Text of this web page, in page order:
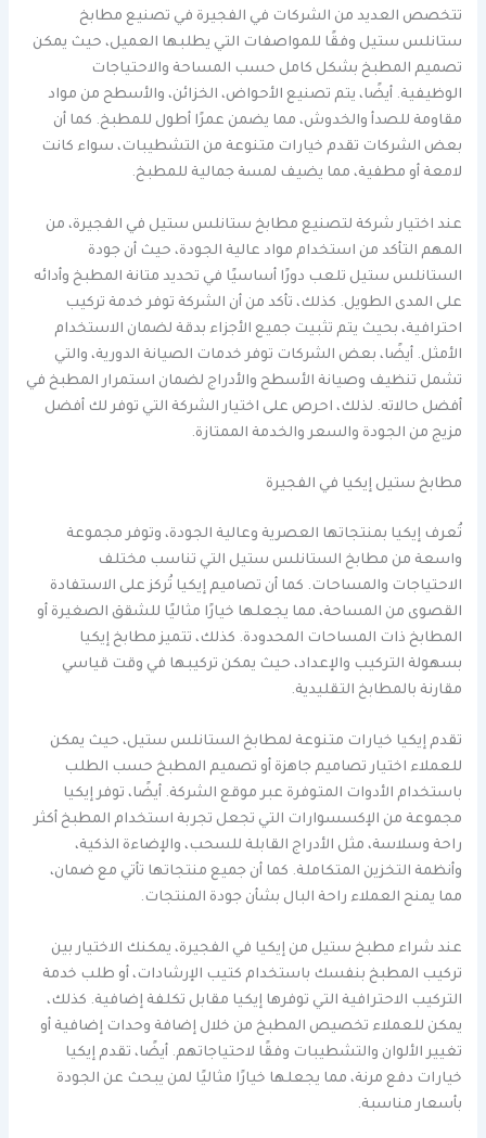
تتخصص العديد من الشركات في الفجيرة في تصنيع مطابخ
ستانلس ستيل وفقًا للمواصفات التي يطلبها العميل، حيث يمكن
تصميم المطبخ بشكل كامل حسب المساحة والاحتياجات
الوظيفية. أيضًا، يتم تصنيع الأحواض، الخزائن، والأسطح من مواد
مقاومة للصدأ والخدوش، مما يضمن عمرًا أطول للمطبخ. كما أن
بعض الشركات تقدم خيارات متنوعة من التشطيبات، سواء كانت
لامعة أو مطفية، مما يضيف لمسة جمالية للمطبخ.
عند اختيار شركة لتصنيع مطابخ ستانلس ستيل في الفجيرة، من
المهم التأكد من استخدام مواد عالية الجودة، حيث أن جودة
الستانلس ستيل تلعب دورًا أساسيًا في تحديد متانة المطبخ وأدائه
على المدى الطويل. كذلك، تأكد من أن الشركة توفر خدمة تركيب
احترافية، بحيث يتم تثبيت جميع الأجزاء بدقة لضمان الاستخدام
الأمثل. أيضًا، بعض الشركات توفر خدمات الصيانة الدورية، والتي
تشمل تنظيف وصيانة الأسطح والأدراج لضمان استمرار المطبخ في
أفضل حالاته. لذلك، احرص على اختيار الشركة التي توفر لك أفضل
مزيج من الجودة والسعر والخدمة الممتازة.
مطابخ ستيل إيكيا في الفجيرة
تُعرف إيكيا بمنتجاتها العصرية وعالية الجودة، وتوفر مجموعة
واسعة من مطابخ الستانلس ستيل التي تناسب مختلف
الاحتياجات والمساحات. كما أن تصاميم إيكيا تُركز على الاستفادة
القصوى من المساحة، مما يجعلها خيارًا مثاليًا للشقق الصغيرة أو
المطابخ ذات المساحات المحدودة. كذلك، تتميز مطابخ إيكيا
بسهولة التركيب والإعداد، حيث يمكن تركيبها في وقت قياسي
مقارنة بالمطابخ التقليدية.
تقدم إيكيا خيارات متنوعة لمطابخ الستانلس ستيل، حيث يمكن
للعملاء اختيار تصاميم جاهزة أو تصميم المطبخ حسب الطلب
باستخدام الأدوات المتوفرة عبر موقع الشركة. أيضًا، توفر إيكيا
مجموعة من الإكسسوارات التي تجعل تجربة استخدام المطبخ أكثر
راحة وسلاسة، مثل الأدراج القابلة للسحب، والإضاءة الذكية،
وأنظمة التخزين المتكاملة. كما أن جميع منتجاتها تأتي مع ضمان،
مما يمنح العملاء راحة البال بشأن جودة المنتجات.
عند شراء مطبخ ستيل من إيكيا في الفجيرة، يمكنك الاختيار بين
تركيب المطبخ بنفسك باستخدام كتيب الإرشادات، أو طلب خدمة
التركيب الاحترافية التي توفرها إيكيا مقابل تكلفة إضافية. كذلك،
يمكن للعملاء تخصيص المطبخ من خلال إضافة وحدات إضافية أو
تغيير الألوان والتشطيبات وفقًا لاحتياجاتهم. أيضًا، تقدم إيكيا
خيارات دفع مرنة، مما يجعلها خيارًا مثاليًا لمن يبحث عن الجودة
بأسعار مناسبة.